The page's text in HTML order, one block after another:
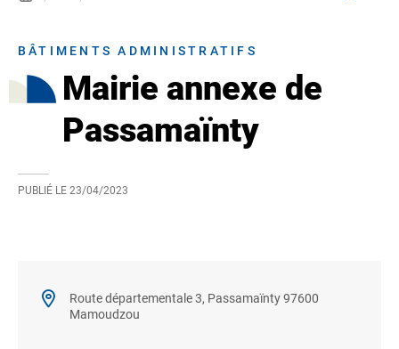
BÂTIMENTS ADMINISTRATIFS
Mairie annexe de
Passamaïnty
PUBLIÉ LE 23/04/2023
Route départementale 3, Passamaïnty 97600
Mamoudzou